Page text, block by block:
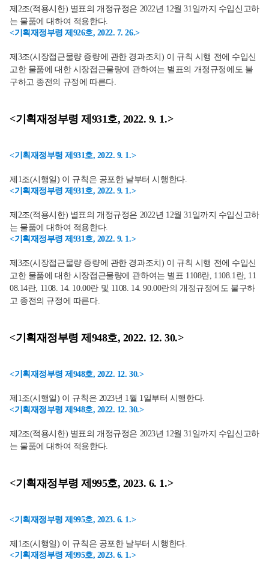
제2조(적용시한) 별표의 개정규정은 2022년 12월 31일까지 수입신고하
는 물품에 대하여 적용한다.
<기획재정부령 제926호, 2022. 7. 26.>
제3조(시장접근물량 증량에 관한 경과조치) 이 규칙 시행 전에 수입신
고한 물품에 대한 시장접근물량에 관하여는 별표의 개정규정에도 불
구하고 종전의 규정에 따른다.
<기획재정부령 제931호, 2022. 9. 1.>
<기획재정부령 제931호, 2022. 9. 1.>
제1조(시행일) 이 규칙은 공포한 날부터 시행한다.
<기획재정부령 제931호, 2022. 9. 1.>
제2조(적용시한) 별표의 개정규정은 2022년 12월 31일까지 수입신고하
는 물품에 대하여 적용한다.
<기획재정부령 제931호, 2022. 9. 1.>
제3조(시장접근물량 증량에 관한 경과조치) 이 규칙 시행 전에 수입신
고한 물품에 대한 시장접근물량에 관하여는 별표 1108란, 1108.1란, 11
08.14란, 1108. 14. 10.00란 및 1108. 14. 90.00란의 개정규정에도 불구하
고 종전의 규정에 따른다.
<기획재정부령 제948호, 2022. 12. 30.>
<기획재정부령 제948호, 2022. 12. 30.>
제1조(시행일) 이 규칙은 2023년 1월 1일부터 시행한다.
<기획재정부령 제948호, 2022. 12. 30.>
제2조(적용시한) 별표의 개정규정은 2023년 12월 31일까지 수입신고하
는 물품에 대하여 적용한다.
<기획재정부령 제995호, 2023. 6. 1.>
<기획재정부령 제995호, 2023. 6. 1.>
제1조(시행일) 이 규칙은 공포한 날부터 시행한다.
<기획재정부령 제995호, 2023. 6. 1.>